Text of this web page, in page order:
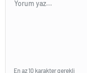
En az 10 karakter gerekli